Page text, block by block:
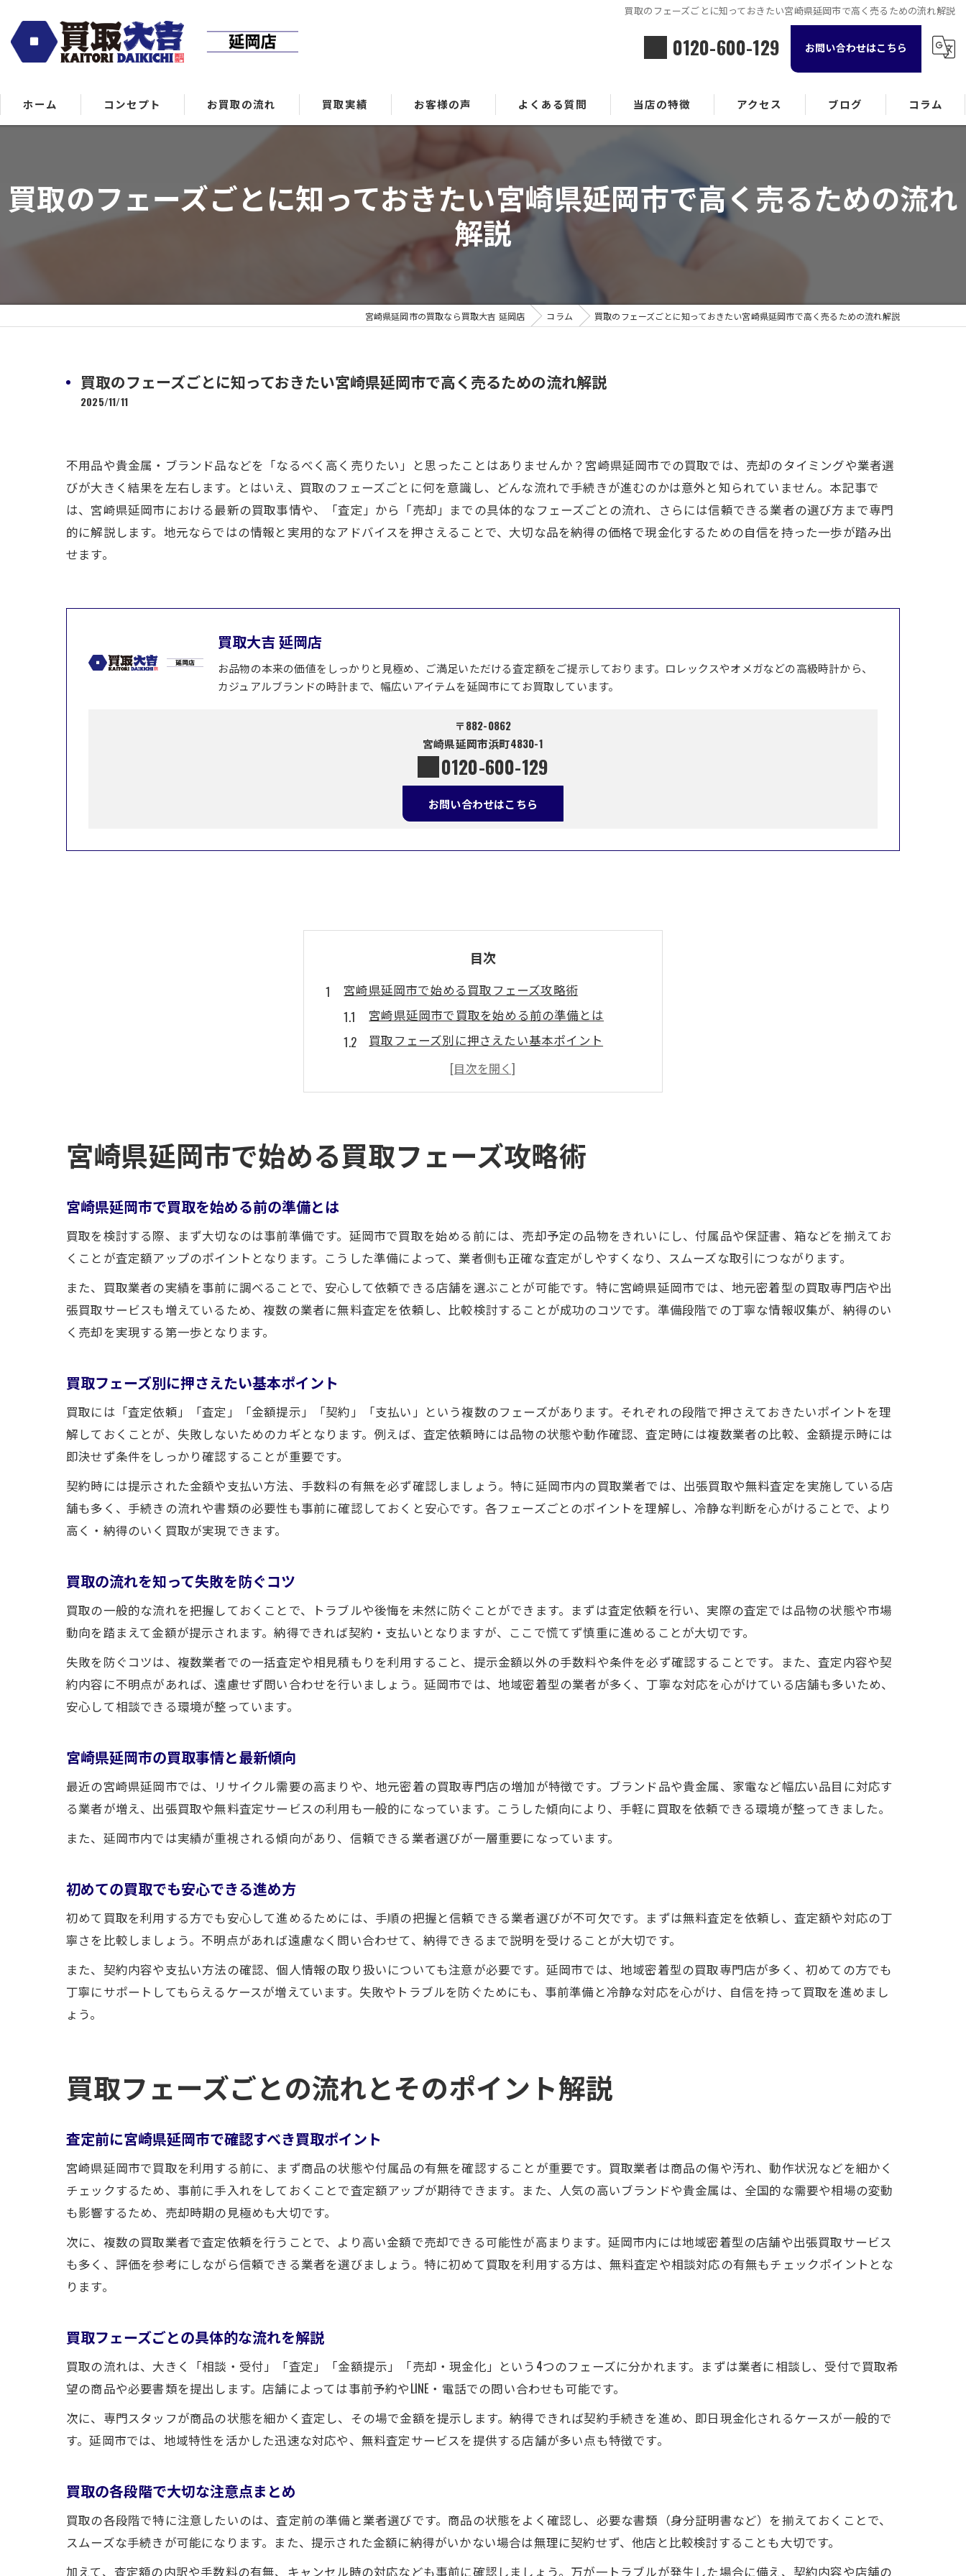
買取のフェーズごとに知っておきたい宮崎県延岡市で高く売るための流れ解説
0120-600-129 お問い合わせはこちら
ホーム コンセプト お買取の流れ 買取実績 お客様の声 よくある質問 当店の特徴
ブランド品
アクセス ブログ コラム
買取のフェーズごとに知っておきたい宮崎県延岡市で高く売るための流れ
解説
宮崎県延岡市の買取なら買取大吉 延岡店 コラム 買取のフェーズごとに知っておきたい宮崎県延岡市で高く売るための流れ解説
買取のフェーズごとに知っておきたい宮崎県延岡市で高く売るための流れ解説
2025/11/11
不用品や貴金属・ブランド品などを「なるべく高く売りたい」と思ったことはありませんか？宮崎県延岡市での買取では、売却のタイミングや業者選
びが大きく結果を左右します。とはいえ、買取のフェーズごとに何を意識し、どんな流れで手続きが進むのかは意外と知られていません。本記事で
は、宮崎県延岡市における最新の買取事情や、「査定」から「売却」までの具体的なフェーズごとの流れ、さらには信頼できる業者の選び方まで専門
的に解説します。地元ならではの情報と実用的なアドバイスを押さえることで、大切な品を納得の価格で現金化するための自信を持った一歩が踏み出
せます。
買取大吉 延岡店
お品物の本来の価値をしっかりと見極め、ご満足いただける査定額をご提示しております。ロレックスやオメガなどの高級時計から、
カジュアルブランドの時計まで、幅広いアイテムを延岡市にてお買取しています。
〒882-0862
宮崎県延岡市浜町4830-1
0120-600-129
お問い合わせはこちら
目次
宮崎県延岡市で始める買取フェーズ攻略術
宮崎県延岡市で買取を始める前の準備とは
買取フェーズ別に押さえたい基本ポイント
買取の流れを知って失敗を防ぐコツ
宮崎県延岡市の買取事情と最新傾向
買取フェーズごとの流れとそのポイント解説
査定前に宮崎県延岡市で確認すべき買取ポイント
スムーズな買取手続きのための準備法
トラブルを避ける買取フェーズの心得
納得の現金化を目指すなら買取の進め方を知ろう
買取で納得価格を得るための進め方
不用品を高く現金化する流れを解説
高額売却を実現するためのフェーズ別コツ
高額売却のための査定時チェックリスト
交渉前に知るべき買取フェーズの工夫
信頼できる買取業者の見極め方のコツ
宮崎県延岡市の買取で後悔しない判断術
査定額アップに繋がる選択ポイント
買取フェーズごとの業者比較のコツ
売却時に気をつけたい注意ポイント
宮崎県延岡市で賢く買取を進める工夫
買取フェーズごとの実践的な手順紹介
宮崎県延岡市で始める買取フェーズ攻略術
宮崎県延岡市で買取を始める前の準備とは
買取を検討する際、まず大切なのは事前準備です。延岡市で買取を始める前には、売却予定の品物をきれいにし、付属品や保証書、箱などを揃えてお
くことが査定額アップのポイントとなります。こうした準備によって、業者側も正確な査定がしやすくなり、スムーズな取引につながります。
また、買取業者の実績を事前に調べることで、安心して依頼できる店舗を選ぶことが可能です。特に宮崎県延岡市では、地元密着型の買取専門店や出
張買取サービスも増えているため、複数の業者に無料査定を依頼し、比較検討することが成功のコツです。準備段階での丁寧な情報収集が、納得のい
く売却を実現する第一歩となります。
買取フェーズ別に押さえたい基本ポイント
買取には「査定依頼」「査定」「金額提示」「契約」「支払い」という複数のフェーズがあります。それぞれの段階で押さえておきたいポイントを理
解しておくことが、失敗しないためのカギとなります。例えば、査定依頼時には品物の状態や動作確認、査定時には複数業者の比較、金額提示時には
即決せず条件をしっかり確認することが重要です。
契約時には提示された金額や支払い方法、手数料の有無を必ず確認しましょう。特に延岡市内の買取業者では、出張買取や無料査定を実施している店
舗も多く、手続きの流れや書類の必要性も事前に確認しておくと安心です。各フェーズごとのポイントを理解し、冷静な判断を心がけることで、より
高く・納得のいく買取が実現できます。
買取の流れを知って失敗を防ぐコツ
買取の一般的な流れを把握しておくことで、トラブルや後悔を未然に防ぐことができます。まずは査定依頼を行い、実際の査定では品物の状態や市場
動向を踏まえて金額が提示されます。納得できれば契約・支払いとなりますが、ここで慌てず慎重に進めることが大切です。
失敗を防ぐコツは、複数業者での一括査定や相見積もりを利用すること、提示金額以外の手数料や条件を必ず確認することです。また、査定内容や契
約内容に不明点があれば、遠慮せず問い合わせを行いましょう。延岡市では、地域密着型の業者が多く、丁寧な対応を心がけている店舗も多いため、
安心して相談できる環境が整っています。
宮崎県延岡市の買取事情と最新傾向
最近の宮崎県延岡市では、リサイクル需要の高まりや、地元密着の買取専門店の増加が特徴です。ブランド品や貴金属、家電など幅広い品目に対応す
る業者が増え、出張買取や無料査定サービスの利用も一般的になっています。こうした傾向により、手軽に買取を依頼できる環境が整ってきました。
また、延岡市内では実績が重視される傾向があり、信頼できる業者選びが一層重要になっています。
初めての買取でも安心できる進め方
初めて買取を利用する方でも安心して進めるためには、手順の把握と信頼できる業者選びが不可欠です。まずは無料査定を依頼し、査定額や対応の丁
寧さを比較しましょう。不明点があれば遠慮なく問い合わせて、納得できるまで説明を受けることが大切です。
また、契約内容や支払い方法の確認、個人情報の取り扱いについても注意が必要です。延岡市では、地域密着型の買取専門店が多く、初めての方でも
丁寧にサポートしてもらえるケースが増えています。失敗やトラブルを防ぐためにも、事前準備と冷静な対応を心がけ、自信を持って買取を進めまし
ょう。
買取フェーズごとの流れとそのポイント解説
査定前に宮崎県延岡市で確認すべき買取ポイント
宮崎県延岡市で買取を利用する前に、まず商品の状態や付属品の有無を確認することが重要です。買取業者は商品の傷や汚れ、動作状況などを細かく
チェックするため、事前に手入れをしておくことで査定額アップが期待できます。また、人気の高いブランドや貴金属は、全国的な需要や相場の変動
も影響するため、売却時期の見極めも大切です。
次に、複数の買取業者で査定依頼を行うことで、より高い金額で売却できる可能性が高まります。延岡市内には地域密着型の店舗や出張買取サービス
も多く、評価を参考にしながら信頼できる業者を選びましょう。特に初めて買取を利用する方は、無料査定や相談対応の有無もチェックポイントとな
ります。
買取フェーズごとの具体的な流れを解説
買取の流れは、大きく「相談・受付」「査定」「金額提示」「売却・現金化」という4つのフェーズに分かれます。まずは業者に相談し、受付で買取希
望の商品や必要書類を提出します。店舗によっては事前予約やLINE・電話での問い合わせも可能です。
次に、専門スタッフが商品の状態を細かく査定し、その場で金額を提示します。納得できれば契約手続きを進め、即日現金化されるケースが一般的で
す。延岡市では、地域特性を活かした迅速な対応や、無料査定サービスを提供する店舗が多い点も特徴です。
買取の各段階で大切な注意点まとめ
買取の各段階で特に注意したいのは、査定前の準備と業者選びです。商品の状態をよく確認し、必要な書類（身分証明書など）を揃えておくことで、
スムーズな手続きが可能になります。また、提示された金額に納得がいかない場合は無理に契約せず、他店と比較検討することも大切です。
加えて、査定額の内訳や手数料の有無、キャンセル時の対応なども事前に確認しましょう。万が一トラブルが発生した場合に備え、契約内容や店舗の